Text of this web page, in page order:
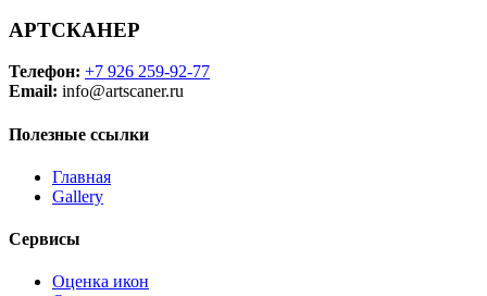
АРТСКАНЕР
Телефон: +7 926 259-92-77
Email: info@artscaner.ru
Полезные ссылки
Главная
Gallery
Сервисы
Оценка икон